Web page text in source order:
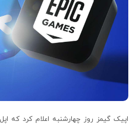
اپیک گیمز روز چهارشنبه اعلام کرد